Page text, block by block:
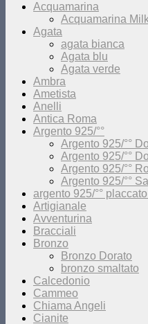
Acquamarina
Acquamarina
Agata
agata bianca
Agata blu
Agata verde
Ambra
Ametista
Anelli
Antica Roma
Argento 925/°°
Argento 925/°°
Argento 925/°°
Argento 925/°°
Argento 925/°°
argento 925/°°
Artigianale
Avventurina
Bracciali
Bronzo
Bronzo Dorato
bronzo smaltato
Calcedonio
Cammeo
Chiama Angeli
Cianite